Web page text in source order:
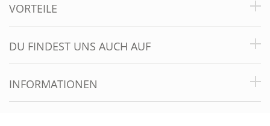
VORTEILE
DU FINDEST UNS AUCH AUF
INFORMATIONEN